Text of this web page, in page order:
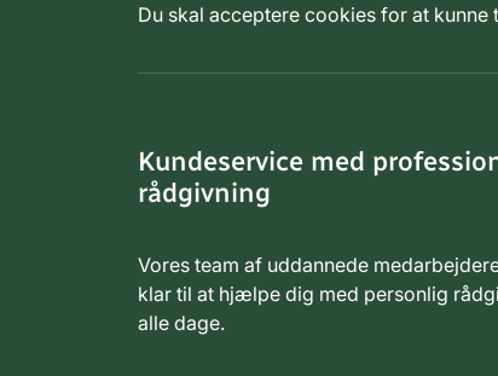
Du skal acceptere cookies for at
Kundeservice med
rådgivning
Vores team af uddannede
klar til at hjælpe dig med personlig
alle dage.